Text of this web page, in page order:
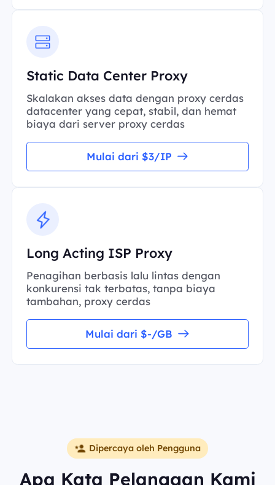
Static Data Center Proxy
Skalakan akses data dengan proxy cerdas
datacenter yang cepat, stabil, dan hemat
biaya dari server proxy cerdas
Mulai dari $3/IP
Long Acting ISP Proxy
Penagihan berbasis lalu lintas dengan
konkurensi tak terbatas, tanpa biaya
tambahan, proxy cerdas
Mulai dari $-/GB
Dipercaya oleh Pengguna
Apa Kata Pelanggan Kami